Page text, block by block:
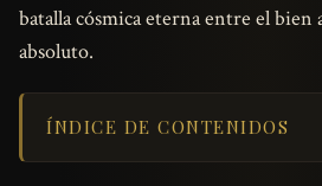
batalla cósmica eterna entre el bien
absoluto.
ÍNDICE DE CONTENIDOS